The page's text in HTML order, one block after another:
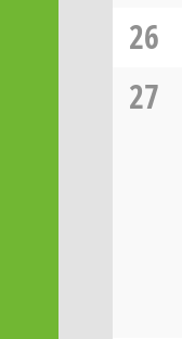
26
27